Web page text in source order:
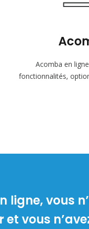
Acomba en
fonctionnalités,
ligne, vous
vous